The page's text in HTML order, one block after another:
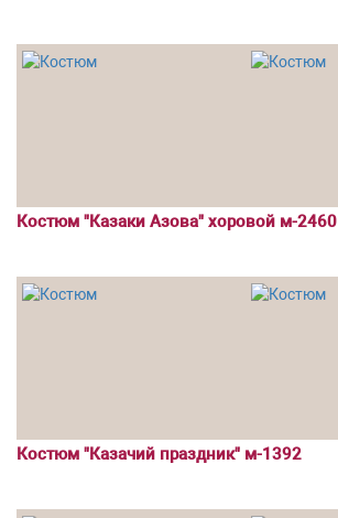
Костюм "Казаки Азова" хоровой м-2460
Костюм "Казачий праздник" м-1392